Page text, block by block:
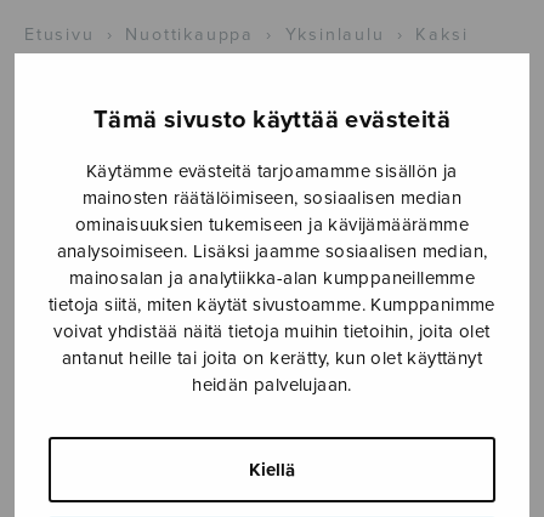
Tämä sivusto käyttää evästeitä
Käytämme evästeitä tarjoamamme sisällön ja
mainosten räätälöimiseen, sosiaalisen median
ominaisuuksien tukemiseen ja kävijämäärämme
analysoimiseen. Lisäksi jaamme sosiaalisen median,
mainosalan ja analytiikka-alan kumppaneillemme
tietoja siitä, miten käytät sivustoamme. Kumppanimme
voivat yhdistää näitä tietoja muihin tietoihin, joita olet
antanut heille tai joita on kerätty, kun olet käyttänyt
heidän palvelujaan.
Kiellä
Etusivu › Nuottikauppa › Yksinlaulu ›
Kaksi
Kaksi
yksinlaulua
Op.38 / 3 & 4